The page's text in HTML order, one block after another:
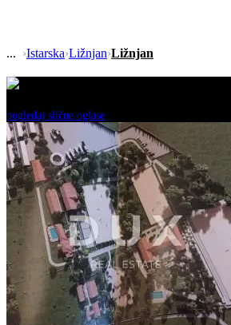
›Istarska›Ližnjan›Ližnjan
pogledaj slične oglase